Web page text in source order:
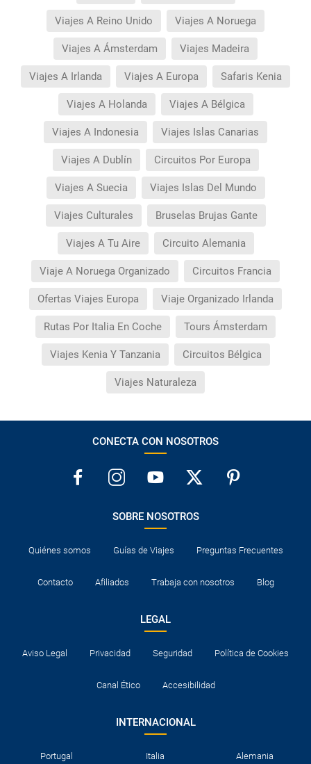
Viajes A Reino Unido Viajes A Noruega
Viajes A Ámsterdam Viajes Madeira
Viajes A Irlanda Viajes A Europa Safaris Kenia
Viajes A Holanda Viajes A Bélgica
Viajes A Indonesia Viajes Islas Canarias
Viajes A Dublín Circuitos Por Europa
Viajes A Suecia Viajes Islas Del Mundo
Viajes Culturales Bruselas Brujas Gante
Viajes A Tu Aire Circuito Alemania
Viaje A Noruega Organizado Circuitos Francia
Ofertas Viajes Europa Viaje Organizado Irlanda
Rutas Por Italia En Coche Tours Ámsterdam
Viajes Kenia Y Tanzania Circuitos Bélgica
Viajes Naturaleza
CONECTA CON NOSOTROS
SOBRE NOSOTROS
Quiénes somos Guías de Viajes Preguntas Frecuentes
Contacto Afiliados Trabaja con nosotros Blog
LEGAL
Aviso Legal Privacidad Seguridad Política de Cookies
Canal Ético Accesibilidad
INTERNACIONAL
Portugal Italia Alemania